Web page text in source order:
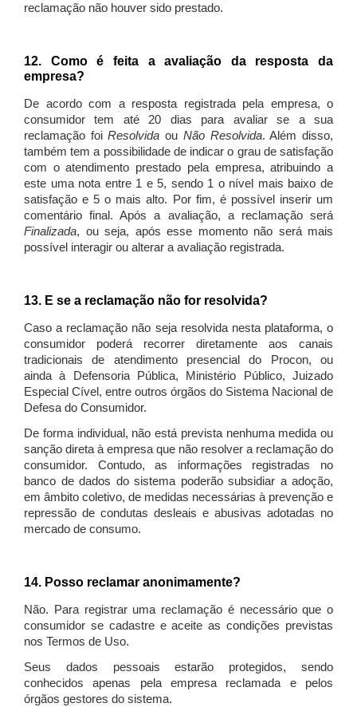
reclamação não houver sido prestado.
12. Como é feita a avaliação da resposta da
empresa?
De acordo com a resposta registrada pela empresa, o
consumidor tem até 20 dias para avaliar se a sua
reclamação foiResolvida ou Não Resolvida. Além disso,
também tem a possibilidade de indicar o grau de satisfação
com o atendimento prestado pela empresa, atribuindo a
este uma nota entre 1 e 5, sendo 1 o nível mais baixo de
satisfação e 5 o mais alto. Por fim, é possível inserir um
comentário final. Após a avaliação, a reclamação será
Finalizada, ou seja, após esse momento não será mais
possível interagir ou alterar a avaliação registrada.
13. E se a reclamação não for resolvida?
Caso a reclamação não seja resolvida nesta plataforma, o
consumidor poderá recorrer diretamente aos canais
tradicionais de atendimento presencial do Procon, ou
ainda à Defensoria Pública, Ministério Público, Juizado
Especial Cível, entre outros órgãos do Sistema Nacional de
Defesa do Consumidor.
De forma individual, não está prevista nenhuma medida ou
sanção direta à empresa que não resolver a reclamação do
consumidor. Contudo, as informações registradas no
banco de dados do sistema poderão subsidiar a adoção,
em âmbito coletivo, de medidas necessárias à prevenção e
repressão de condutas desleais e abusivas adotadas no
mercado de consumo.
14. Posso reclamar anonimamente?
Não. Para registrar uma reclamação é necessário que o
consumidor se cadastre e aceite as condições previstas
nos Termos de Uso.
Seus dados pessoais estarão protegidos, sendo
conhecidos apenas pela empresa reclamada e pelos
órgãos gestores do sistema.